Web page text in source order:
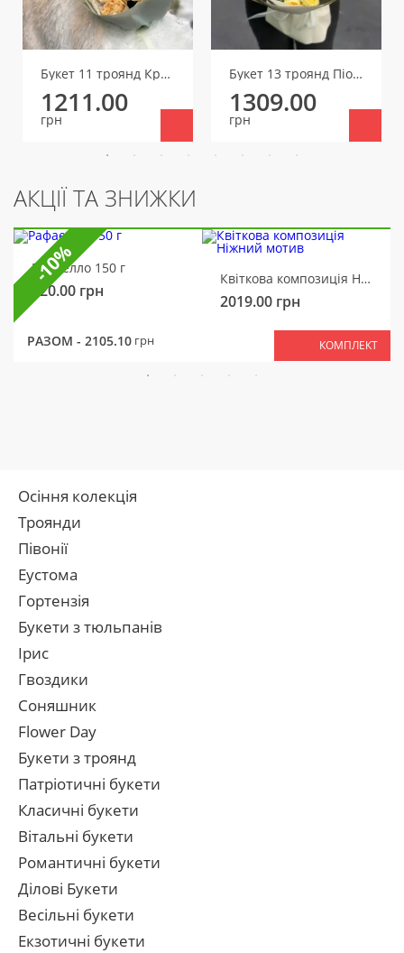
Букет 11 троянд Крем Фрагранс
1211.00
грн
Букет 13 троянд Піоні Баблз
1309.00
грн
АКЦІЇ ТА ЗНИЖКИ
Рафаелло 150 г
320.00 грн
Квіткова композиція Ніжний мотив
2019.00 грн
РАЗОМ - 2105.10 грн КОМПЛЕКТ
-10%
Осіння колекція
Троянди
Півонії
Еустома
Гортензія
Букети з тюльпанів
Ірис
Гвоздики
Соняшник
Flower Day
Букети з троянд
Патріотичні букети
Класичні букети
Вітальні букети
Романтичні букети
Ділові Букети
Весільні букети
Екзотичні букети